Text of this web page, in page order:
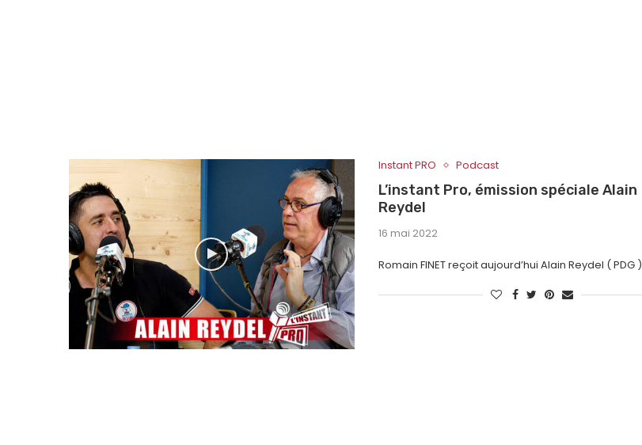
Instant PRO Podcast
L’instant Pro, émission spéciale Alain
Reydel
16 mai 2022
Romain FINET reçoit aujourd’hui Alain Reydel ( PDG )